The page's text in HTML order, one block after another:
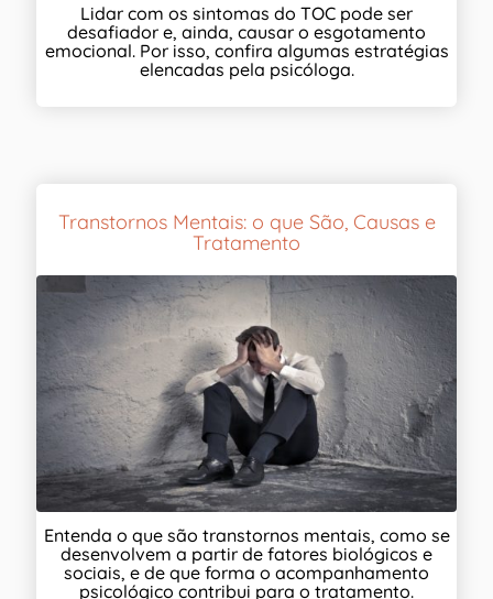
Lidar com os sintomas do TOC pode ser
desafiador e, ainda, causar o esgotamento
emocional. Por isso, confira algumas estratégias
elencadas pela psicóloga.
Transtornos Mentais: o que São, Causas e
Tratamento
Entenda o que são transtornos mentais, como se
desenvolvem a partir de fatores biológicos e
sociais, e de que forma o acompanhamento
psicológico contribui para o tratamento.